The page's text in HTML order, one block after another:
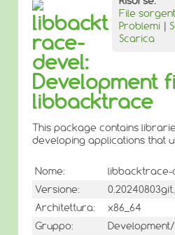
File
Problemi |
Scarica
libbackt
race-
devel:
Development
libbacktrace
This package contains
developing applications that
Nome:
libbacktrace-
Versione:
Architettura:
x86_64
Gruppo: